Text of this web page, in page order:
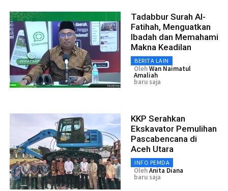
Tadabbur Surah Al-
Fatihah, Menguatkan
Ibadah dan Memahami
Makna Keadilan
BERITA LAIN
OlehWan Naimatul
Amaliah
baru saja
KKP Serahkan
Ekskavator Pemulihan
Pascabencana di
Aceh Utara
INFO PEMDA
OlehAnita Diana
baru saja